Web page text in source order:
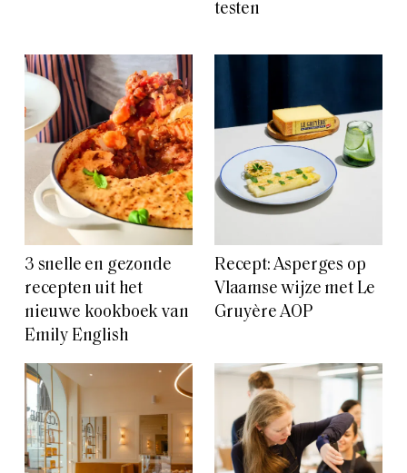
testen
3 snelle en gezonde
recepten uit het
nieuwe kookboek van
Emily English
Recept: Asperges op
Vlaamse wijze met Le
Gruyère AOP